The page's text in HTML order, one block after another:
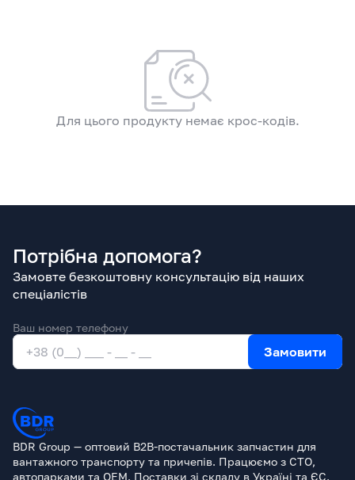
Для цього продукту немає крос-кодів.
Потрібна допомога?
Замовте безкоштовну консультацію від наших
спеціалістів
Ваш номер телефону
Замовити
BDR Group — оптовий B2B-постачальник запчастин для
вантажного транспорту та причепів. Працюємо з СТО,
автопарками та OEM. Поставки зі складу в Україні та ЄС.